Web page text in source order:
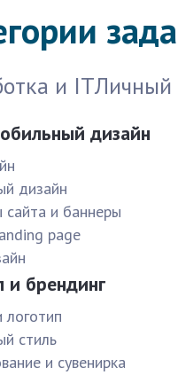
и IT
дизайн
дизайн
сайта и баннеры
page
и брендинг
логотип
стиль
и сувенирка